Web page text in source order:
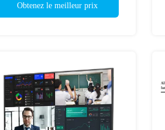
Obtenez le meilleur prix